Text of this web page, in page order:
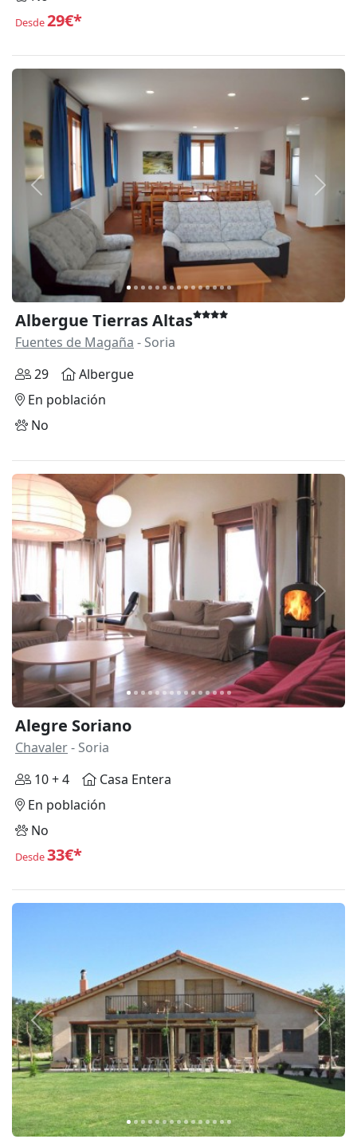
Desde29€*
Anterior
Albergue Tierras Altas
Fuentes de Magaña - Soria
29
Albergue
En población
No
Anterior
Alegre Soriano
Chavaler- Soria
10 + 4
Casa Entera
En población
No
Desde33€*
Anterior